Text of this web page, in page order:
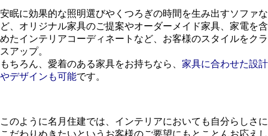
安眠に効果的な照明選びやくつろぎの時間を生み出すソファな
ど、オリジナル家具のご提案やオーダーメイド家具、家電を含
めたインテリアコーディネートなど、お客様のスタイルをクラ
スアップ。
もちろん、愛着のある家具をお持ちなら、 家具に合わせた設計
やデザインも可能です。
このように名月住建では、インテリアにおいても自分らしさに
こだわりぬきたいというお客様のご要望にもとことんお応えし